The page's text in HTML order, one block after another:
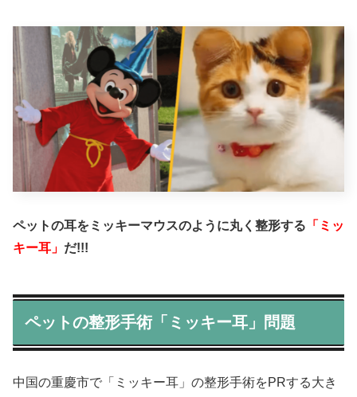
ペットの耳をミッキーマウスのように丸く整形する 「ミッ
キー耳」 だ!!!
ペットの整形手術「ミッキー耳」問題
中国の重慶市で「ミッキー耳」の整形手術をPRする大き